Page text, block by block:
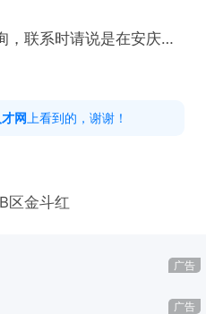
，联系时请说是在安庆诚
。
网 上看到的，谢谢！
区金斗红
广告
广告